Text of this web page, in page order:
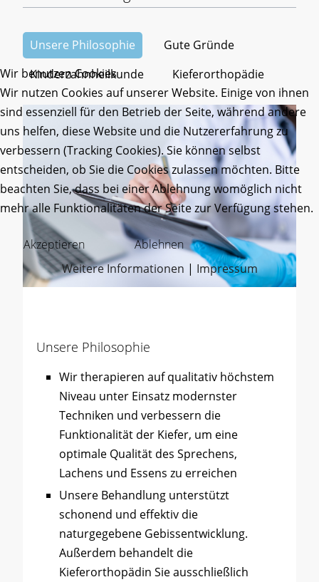
Unsere Philosophie
Gute Gründe
Kinderzahnheilkunde
Kieferorthopädie
Unsere Philosophie
Wir therapieren auf qualitativ höchstem
Niveau unter Einsatz modernster
Techniken und verbessern die
Funktionalität der Kiefer, um eine
optimale Qualität des Sprechens,
Lachens und Essens zu erreichen
Unsere Behandlung unterstützt
schonend und effektiv die
naturgegebene Gebissentwicklung.
Außerdem behandelt die
Kieferorthopädin Sie ausschließlich
Wir benutzen Cookies
Wir nutzen Cookies auf unserer Website. Einige von ihnen
sind essenziell für den Betrieb der Seite, während andere
uns helfen, diese Website und die Nutzererfahrung zu
verbessern (Tracking Cookies). Sie können selbst
entscheiden, ob Sie die Cookies zulassen möchten. Bitte
beachten Sie, dass bei einer Ablehnung womöglich nicht
mehr alle Funktionalitäten der Seite zur Verfügung stehen.
Akzeptieren
Ablehnen
Weitere Informationen | Impressum